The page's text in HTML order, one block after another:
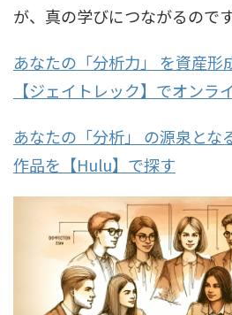
が、真の学びにつながるのです
あなたの「分析力」 を資産形
【ジェイトレック】でオンラ
あなたの「分析」 の源泉とな
作品を【Hulu】で探す